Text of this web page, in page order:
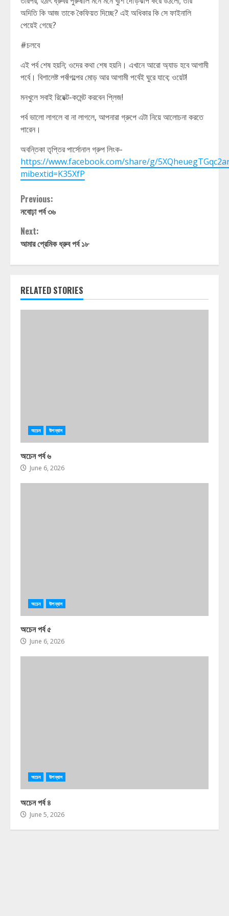
অদিতি কি আজ তাকে কৈফিয়ত দিচ্ছে? এই অধিকার কি সে ফাইনালি
পেয়েই গেছে?
#চলবে
এই পর্ব শেষ হয়নি; ওদের কথা শেষ হয়নি। এখানে আরো অ্যাড হবে আগামী
পর্বে। বিশালেষ্ট পর্ব!গল্পের মোড় আর আগামী পর্বেই ঘুরে যাবে; ওয়েট!
মনখুলে সবাই রিয়েক্ট-কমেন্ট করবেন প্লিজ!
পর্ব ভালো লাগলে বা না লাগলে, আপনারা গ্রুপে এটা নিয়ে আলোচনা করতে
পারেন।
অবন্তিকা তৃপ্তির পার্সোনাল গ্রুপ লিংক-
https://www.facebook.com/share/g/
mibextid=K35XfP
Continue
Reading
Previous:
নবোঢ়া পর্ব ৩৬
Next:
আমার প্রেমিক ধ্রুব পর্ব ১৮
RELATED STORIES
অচেন উপন্যাস
অচেন পর্ব ৬
June 6, 2026
অচেন উপন্যাস
অচেন পর্ব ৫
June 6, 2026
অচেন উপন্যাস
অচেন পর্ব ৪
June 5, 2026